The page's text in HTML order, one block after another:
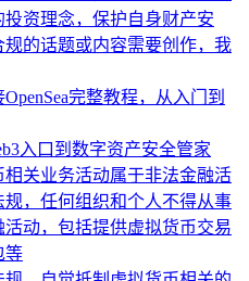
资理念，保护自身财产安
的话题或内容需要创作，我
完整教程，从入门到
入口到数字资产安全管家
关业务活动属于非法金融活
，任何组织和个人不得从事
动，包括提供虚拟货币交易
等